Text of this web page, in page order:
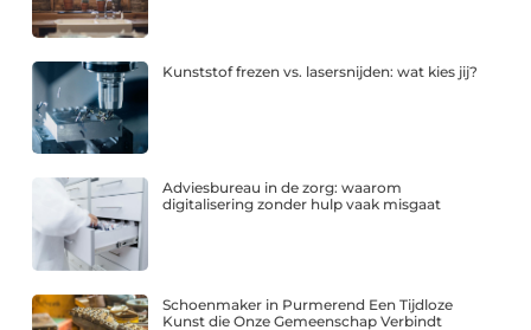
Kunststof frezen vs. lasersnijden: wat kies jij?
Adviesbureau in de zorg: waarom
digitalisering zonder hulp vaak misgaat
Schoenmaker in Purmerend Een Tijdloze
Kunst die Onze Gemeenschap Verbindt